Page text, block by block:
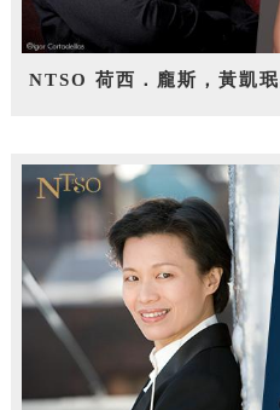
NTSO 荷西．龐斯，黃凱